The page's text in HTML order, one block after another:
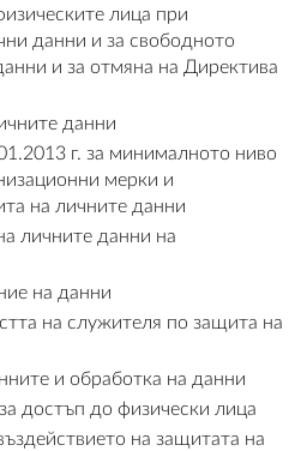
лица при
данни и за свободното
и за отмяна на Директива
данни
г. за минималното ниво
мерки и
на личните данни
личните данни на
на данни
на служителя по защита на
и обработка на данни
достъп до физически лица
на защитата на